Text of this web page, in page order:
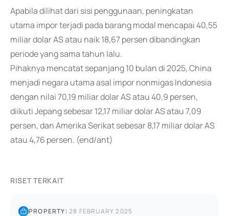
Apabila dilihat dari sisi penggunaan, peningkatan
utama impor terjadi pada barang modal mencapai 40,55
miliar dolar AS atau naik 18,67 persen dibandingkan
periode yang sama tahun lalu.
Pihaknya mencatat sepanjang 10 bulan di 2025, China
menjadi negara utama asal impor nonmigas Indonesia
dengan nilai 70,19 miliar dolar AS atau 40,9 persen,
diikuti Jepang sebesar 12,17 miliar dolar AS atau 7,09
persen, dan Amerika Serikat sebesar 8,17 miliar dolar AS
atau 4,76 persen. (end/ant)
RISET TERKAIT
PROPERTY|28 FEBRUARY 2025